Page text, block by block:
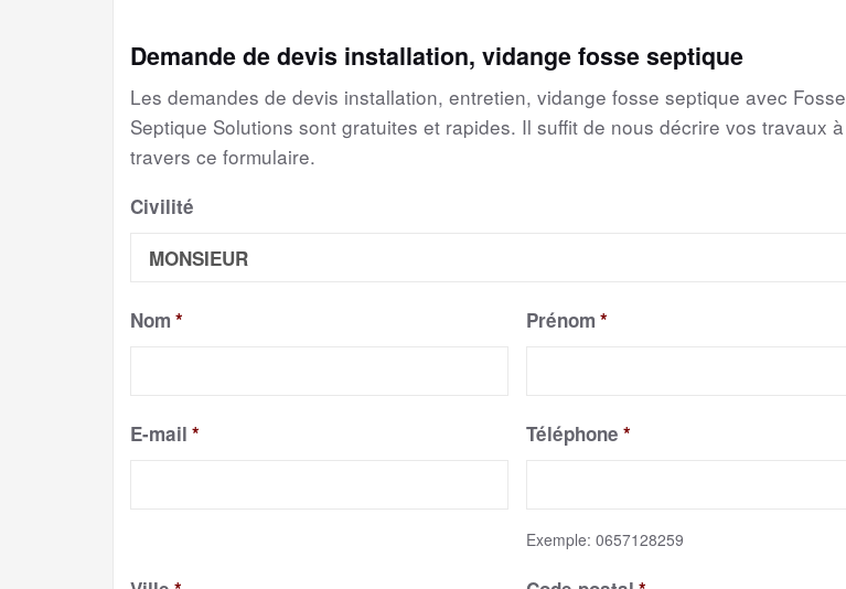
Demande de devis installation, vidange fosse septique
Les demandes de devis installation, entretien, vidange fosse septique avec Fosse
Septique Solutions sont gratuites et rapides. Il suffit de nous décrire vos travaux à
travers ce formulaire.
Civilité
Nom * Prénom *
E-mail * Téléphone *
Exemple: 0657128259